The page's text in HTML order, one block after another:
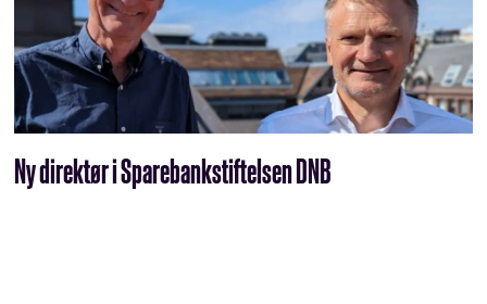
Ny direktør i Sparebankstiftelsen DNB